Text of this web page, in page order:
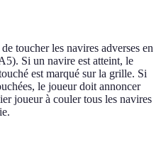
toucher les navires adverses en
Si un navire est atteint, le
est marqué sur la grille. Si
le joueur doit annoncer
joueur à couler tous les navires